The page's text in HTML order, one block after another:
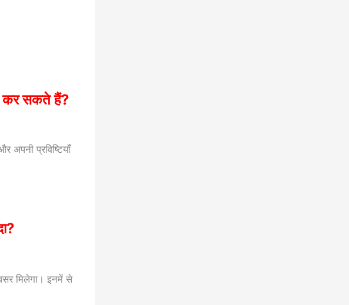
सकते हैं?
अपनी प्रविष्टियाँ
मिलेगा। इनमें से